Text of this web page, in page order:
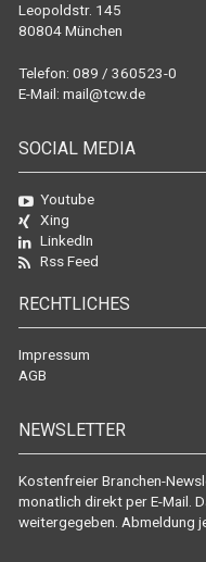
Leopoldstr. 145
80804 München
Telefon: 089 / 360523-0
E-Mail: mail@tcw.de
SOCIAL MEDIA
Youtube
Xing
LinkedIn
Rss Feed
RECHTLICHES
Impressum
AGB
NEWSLETTER
Kostenfreier Branchen-
monatlich direkt per E-Mail.
weitergegeben. Abmeldung